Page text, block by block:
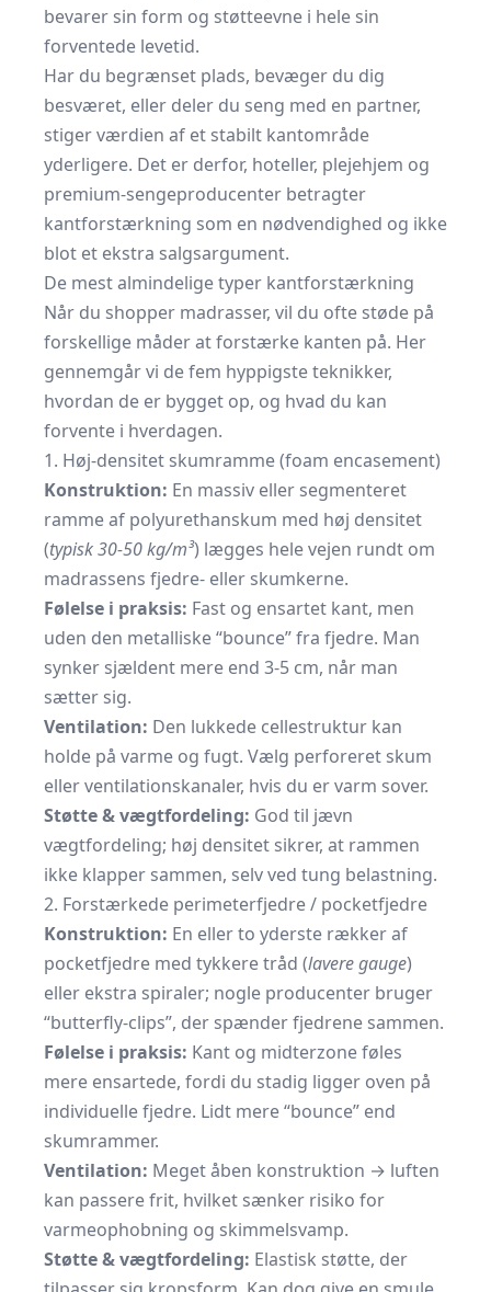
bevarer sin form og støtteevne i hele sin
forventede levetid.
Har du begrænset plads, bevæger du dig
besværet, eller deler du seng med en partner,
stiger værdien af et stabilt kantområde
yderligere. Det er derfor, hoteller, plejehjem og
premium-sengeproducenter betragter
kantforstærkning som en nødvendighed og ikke
blot et ekstra salgsargument.
De mest almindelige typer kantforstærkning
Når du shopper madrasser, vil du ofte støde på
forskellige måder at forstærke kanten på. Her
gennemgår vi de fem hyppigste teknikker,
hvordan de er bygget op, og hvad du kan
forvente i hverdagen.
1. Høj-densitet skumramme (foam encasement)
Konstruktion: En massiv eller segmenteret
ramme af polyurethanskum med høj densitet
(typisk 30-50 kg/m³) lægges hele vejen rundt om
madrassens fjedre- eller skumkerne.
Følelse i praksis: Fast og ensartet kant, men
uden den metalliske “bounce” fra fjedre. Man
synker sjældent mere end 3-5 cm, når man
sætter sig.
Ventilation: Den lukkede cellestruktur kan
holde på varme og fugt. Vælg perforeret skum
eller ventilationskanaler, hvis du er varm sover.
Støtte & vægtfordeling: God til jævn
vægtfordeling; høj densitet sikrer, at rammen
ikke klapper sammen, selv ved tung belastning.
2. Forstærkede perimeterfjedre / pocketfjedre
Konstruktion: En eller to yderste rækker af
pocketfjedre med tykkere tråd (lavere gauge)
eller ekstra spiraler; nogle producenter bruger
“butterfly-clips”, der spænder fjedrene sammen.
Følelse i praksis: Kant og midterzone føles
mere ensartede, fordi du stadig ligger oven på
individuelle fjedre. Lidt mere “bounce” end
skumrammer.
Ventilation: Meget åben konstruktion → luften
kan passere frit, hvilket sænker risiko for
varmeophobning og skimmelsvamp.
Støtte & vægtfordeling: Elastisk støtte, der